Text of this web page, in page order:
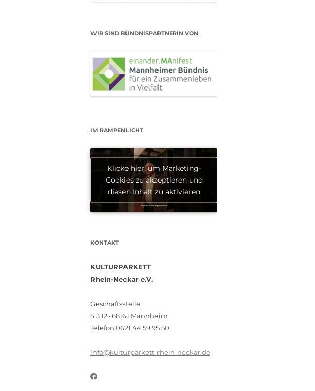
WIR SIND BÜNDNISPARTNERIN VON
IM RAMPENLICHT
Klicke hier, um Marketing-
Cookies zu akzeptieren und
diesen Inhalt zu aktivieren
KONTAKT
KULTURPARKETT
Rhein-Neckar e.V.
Geschäftsstelle:
S 3 12 · 68161 Mannheim
Telefon 0621 44 59 95 50
info@kulturparkett-rhein-neckar.de